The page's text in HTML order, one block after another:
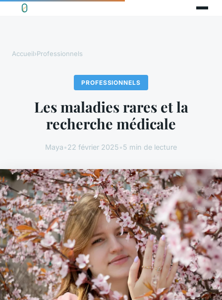
Accueil›Professionnels
PROFESSIONNELS
Les maladies rares et la
recherche médicale
Maya•22 février 2025•5 min de lecture